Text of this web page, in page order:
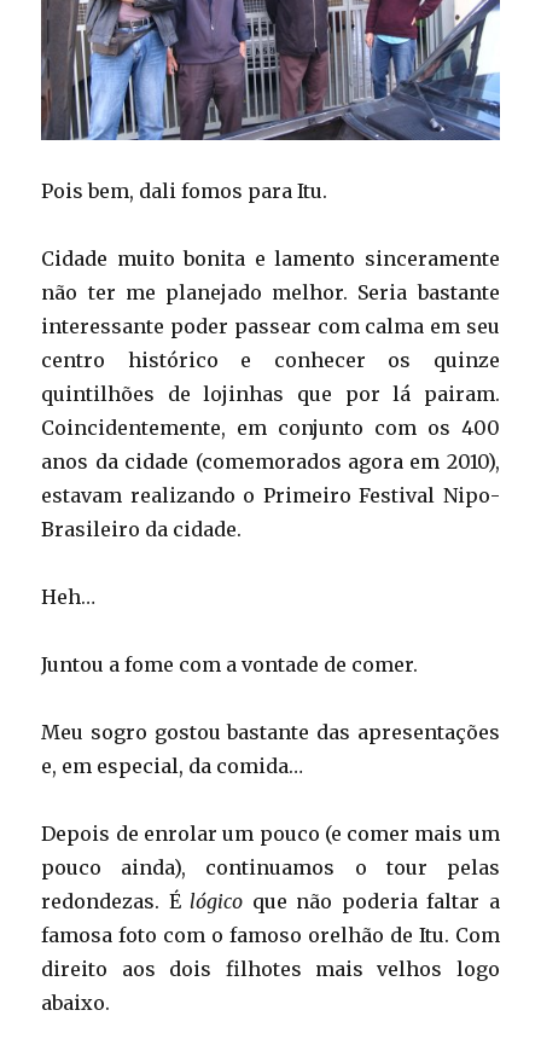
Pois bem, dali fomos para Itu.
Cidade muito bonita e lamento sinceramente
não ter me planejado melhor. Seria bastante
interessante poder passear com calma em seu
centro histórico e conhecer os quinze
quintilhões de lojinhas que por lá pairam.
Coincidentemente, em conjunto com os 400
anos da cidade (comemorados agora em 2010),
estavam realizando o Primeiro Festival Nipo-
Brasileiro da cidade.
Heh…
Juntou a fome com a vontade de comer.
Meu sogro gostou bastante das apresentações
e, em especial, da comida…
Depois de enrolar um pouco (e comer mais um
pouco ainda), continuamos o tour pelas
redondezas. Élógico que não poderia faltar a
famosa foto com o famoso orelhão de Itu. Com
direito aos dois filhotes mais velhos logo
abaixo.